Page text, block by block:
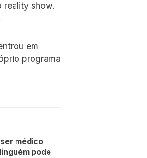
reality show.
em
programa
médico
pode